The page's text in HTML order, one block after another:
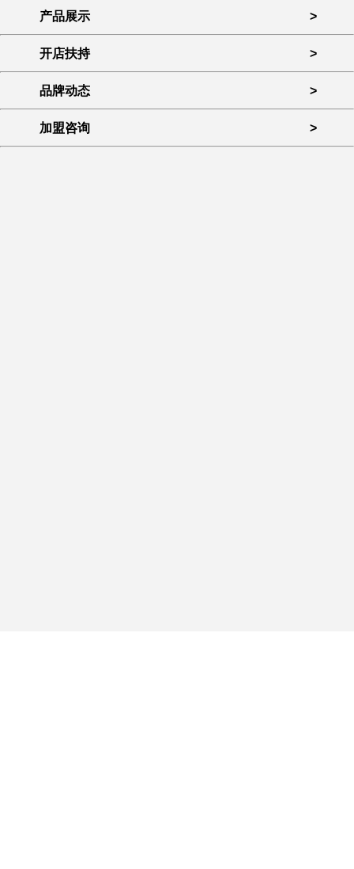
产品展示 >
开店扶持 >
品牌动态 >
加盟咨询 >